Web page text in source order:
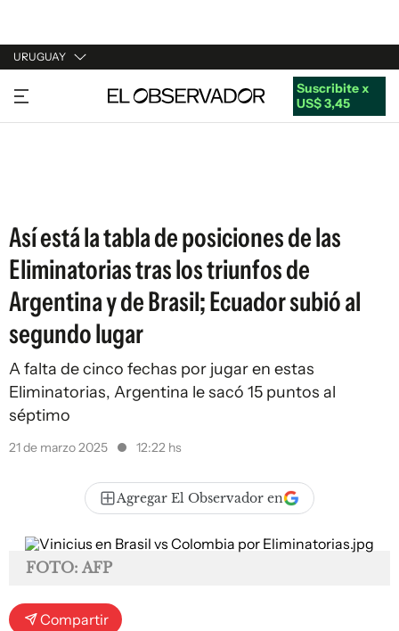
URUGUAY
URUGUAY
ARGENTINA
Suscribite x
US$ 3,45
Así está la tabla de posiciones de las
Eliminatorias tras los triunfos de
Argentina y de Brasil; Ecuador subió al
segundo lugar
A falta de cinco fechas por jugar en estas
Eliminatorias, Argentina le sacó 15 puntos al
séptimo
21 de marzo 2025 12:22 hs
Agregar El Observador en
FOTO: AFP
Compartir